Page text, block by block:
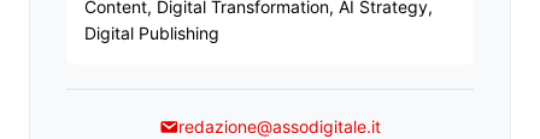
Content, Digital Transformation, AI Strategy,
Digital Publishing
redazione@assodigitale.it